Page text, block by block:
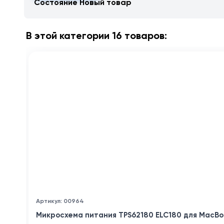
СостояниеНовый товар
В этой категории 16 товаров:
Артикул: 00964
Микросхема питания TPS62180 ELC180 для